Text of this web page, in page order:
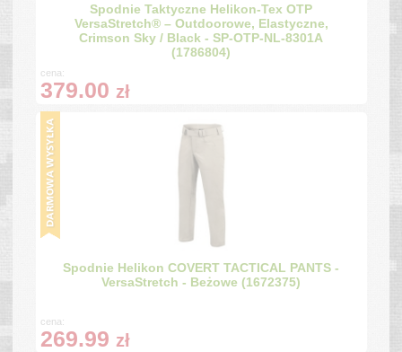
Spodnie Taktyczne Helikon-Tex OTP
VersaStretch® – Outdoorowe, Elastyczne,
Crimson Sky / Black - SP-OTP-NL-8301A
(1786804)
cena:
379.00 zł
Spodnie Helikon COVERT TACTICAL PANTS -
VersaStretch - Beżowe (1672375)
cena:
269.99 zł